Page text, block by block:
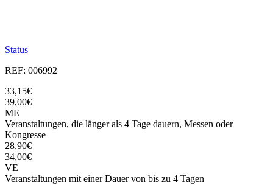
Status
REF: 006992
33,15€
39,00€
ME
Veranstaltungen, die länger als 4 Tage dauern, Messen oder
Kongresse
28,90€
34,00€
VE
Veranstaltungen mit einer Dauer von bis zu 4 Tagen